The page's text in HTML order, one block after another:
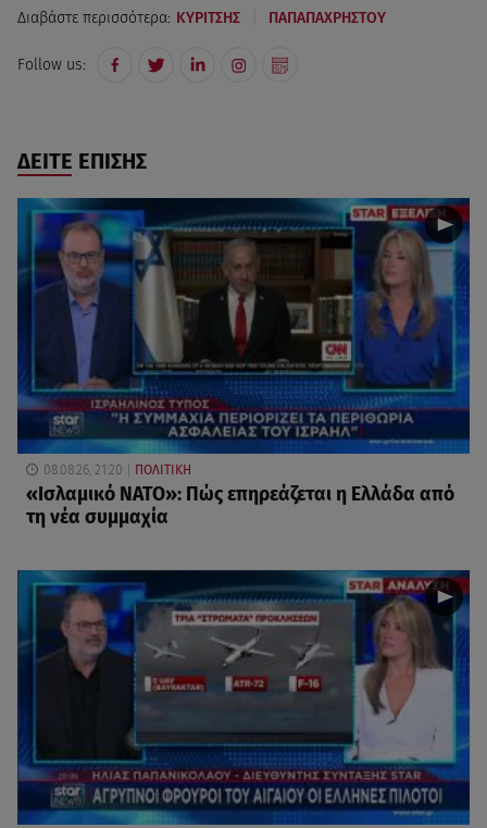
Διαβάστε περισσότερα: ΚΥΡΙΤΣΗΣ ΠΑΠΑΠΑΧΡΗΣΤΟΥ
Follow us:
ΔΕΙΤΕ ΕΠΙΣΗΣ
08.08.26, 21:20 ΠΟΛΙΤΙΚΗ
«Ισλαμικό ΝΑΤΟ»: Πώς επηρεάζεται η Ελλάδα από
τη νέα συμμαχία